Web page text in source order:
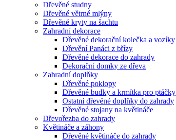
Dřevěné studny
Dřevěné větrné mlýny
Dřevěné kryty na šachtu
Zahradní dekorace
Dřevěné dekorační kolečka a vozíky
Dřevění Panáci z břízy
Dřevěné dekorace do zahrady
Dekorační domky ze dřeva
Zahradní doplňky
Dřevěné poklopy
Dřevěné budky a krmítka pro ptáčky
Ostatní dřevěné doplňky do zahrady
Dřevěné stojany na květináče
Dřevořezba do zahrady
Květináče a záhony
Dřevěné květináče do zahrady